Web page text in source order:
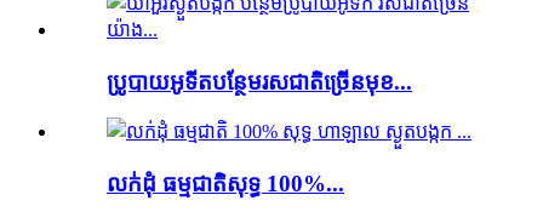
ប្រូបាយអូទីតបន្ថែមរសជាតិច្រើនមុខ...
លក់ដុំ ធម្មជាតិសុទ្ធ 100%...